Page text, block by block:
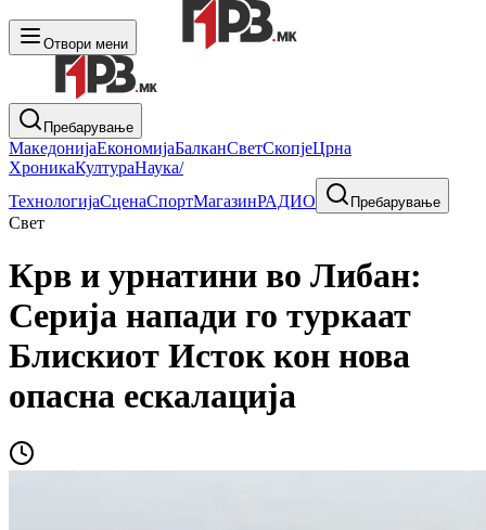
Отвори мени
Пребарување
МакедонијаЕкономијаБалканСветСкопјеЦрна
ХроникаКултураНаука/
ТехнологијаСценаСпортМагазинРАДИО Пребарување
Свет
Крв и урнатини во Либан:
Серија напади го туркаат
Блискиот Исток кон нова
опасна ескалација